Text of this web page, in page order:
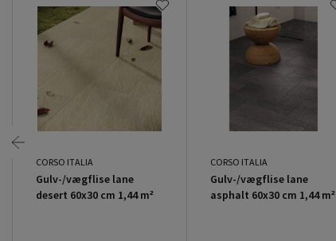
CORSO ITALIA
Gulv-/vægflise lane
desert 60x30 cm 1,44 m²
CORSO ITALIA
Gulv-/vægflise lane
asphalt 60x30 cm 1,44 m²